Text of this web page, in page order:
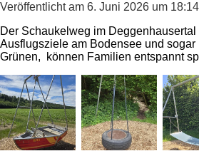
Veröffentlicht am 6. Juni 2026 um 18:14
Der Schaukelweg im
Ausflugsziele am Bodensee und sogar
Grünen, können Familien entspannt